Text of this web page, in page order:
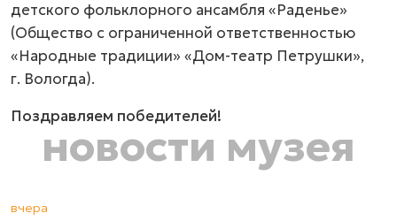
детского фольклорного ансамбля «Раденье»
(Общество с ограниченной ответственностью
«Народные традиции» «Дом-театр Петрушки»,
г. Вологда).
Поздравляем победителей!
новости музея
вчера